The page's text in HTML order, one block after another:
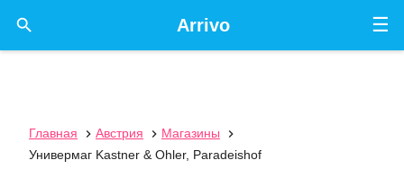
☰
Arrivo

Главная  Австрия  Магазины

Универмаг Kastner & Ohler, Paradeishof